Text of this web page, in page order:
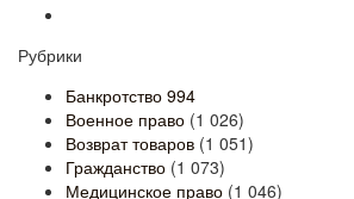
Рубрики
Банкротство 994
Военное право (1 026)
Возврат товаров (1 051)
Гражданство (1 073)
Медицинское право (1 046)